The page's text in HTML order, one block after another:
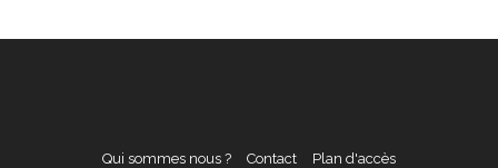
Qui sommes nous ? Contact Plan d'accès